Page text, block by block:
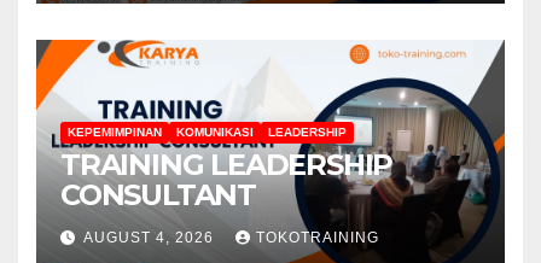
KEPEMIMPINAN KOMUNIKASI LEADERSHIP
TRAINING LEADERSHIP
CONSULTANT
AUGUST 4, 2026 TOKOTRAINING